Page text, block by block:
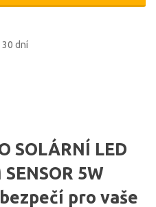
dní
SOLÁRNÍ LED
5W
pro vaše